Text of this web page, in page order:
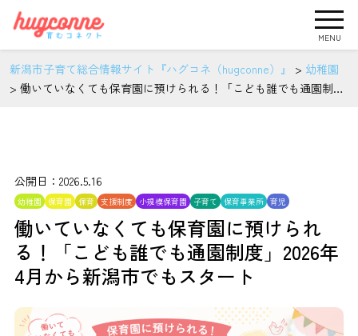
MENU
新潟市子育て総合情報サイト『ハグコネ（hugconne）』 > 幼稚園
> 働いていなくても保育園に預けられる！「こども誰でも通園制
公開日：2026.5.16
幼稚園 保育園 保育 支援制度 小規模保育園 子育て 保育事業所 育児
働いていなくても保育園に預けられ
る！「こども誰でも通園制度」2026年
4月から新潟市でもスタート